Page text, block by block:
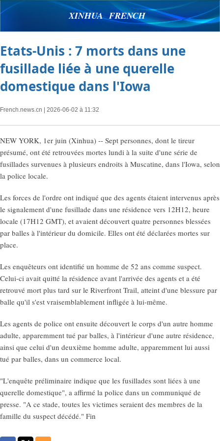
XINHUA FRENCH
Etats-Unis : 7 morts dans une
fusillade liée à une querelle
domestique dans l'Iowa
French.news.cn | 2026-06-02 à 11:32
NEW YORK, 1er juin (Xinhua) -- Sept personnes, dont le tireur
présumé, ont été retrouvées mortes lundi à la suite d'une série de
fusillades survenues à plusieurs endroits à Muscatine, dans l'Iowa, selon
la police locale.
Les forces de l'ordre ont indiqué que des agents étaient intervenus après
le signalement d'une fusillade dans une résidence vers 12H12, heure
locale (17H12 GMT), et avaient découvert quatre personnes blessées
par balles à l'intérieur du domicile. Elles ont été déclarées mortes sur
place.
Les enquêteurs ont identifié un homme de 52 ans comme suspect.
Celui-ci avait quitté la résidence avant l'arrivée des agents et a été
retrouvé mort plus tard sur le Riverfront Trail, atteint d'une blessure par
balle qu'il s'est vraisemblablement infligée à lui-même.
Les agents de police ont ensuite découvert le corps d'un autre homme
adulte, apparemment tué par balles, à l'intérieur d'une autre résidence,
ainsi que celui d'un deuxième homme adulte, apparemment lui aussi
tué par balles, dans un commerce local.
"L'enquête préliminaire indique que les fusillades sont liées à une
querelle domestique", a affirmé la police dans un communiqué de
presse. "A ce stade, toutes les victimes seraient des membres de la
famille du suspect décédé." Fin